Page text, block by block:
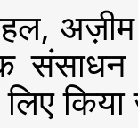
अज़ीम
संसाधन
लिए